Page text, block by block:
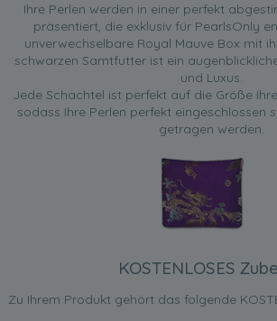
Ihre Perlen werden in einer perfekt
präsentiert, die exklusiv für PearlsOnly
unverwechselbare Royal Mauve Box mit
schwarzen Samtfutter ist ein
und Luxus.
Jede Schachtel ist perfekt auf die Größe
sodass Ihre Perlen perfekt eingeschlossen
getragen werden.
KOSTENLOSES
Zu Ihrem Produkt gehört das folgende